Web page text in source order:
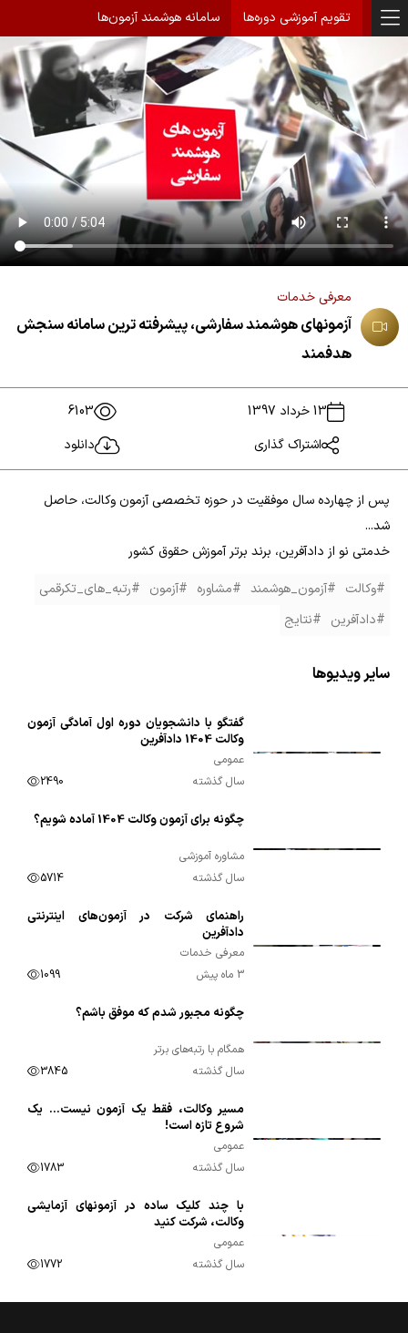
تقویم آموزشی دوره‌ها سامانه هوشمند آزمون‌ها
آزمونهای هوشمند سفارشی، پیشرفته ترین سامانه سنجش
هدفمند
معرفی خدمات
13 خرداد 1397
6103
اشتراک گذاری
دانلود
پس از چهارده سال موفقیت در حوزه تخصصی آزمون وکالت، حاصل
شد...
خدمتی نو از دادآفرین، برند برتر آموزش حقوق کشور
#وکالت #آزمون_هوشمند #مشاوره #آزمون #رتبه_های_تکرقمی
#دادآفرین #نتایج
سایر ویدیوها
گفتگو با دانشجویان دوره اول آمادگی آزمون
وکالت 1404 دادآفرین
عمومی
سال گذشته
2490
چگونه برای آزمون وکالت 1404 آماده شویم؟
مشاوره آموزشی
سال گذشته
5714
راهنمای شرکت در آزمون‌های اینترنتی
دادآفرین
معرفی خدمات
3 ماه پیش
1099
چگونه مجبور شدم که موفق باشم؟
همگام با رتبه‌های برتر
سال گذشته
3845
مسیر وکالت، فقط یک آزمون نیست… یک
شروع تازه است!
عمومی
سال گذشته
1783
با چند کلیک ساده در آزمونهای آزمایشی
وکالت، شرکت کنید
عمومی
سال گذشته
1772